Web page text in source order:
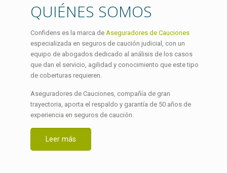
QUIÉNES SOMOS
Confidens es la marca de Aseguradores de Cauciones
especializada en seguros de caución judicial, con un
equipo de abogados dedicado al análisis de los casos
que dan el servicio, agilidad y conocimiento que este tipo
de coberturas requieren.
Aseguradores de Cauciones, compañía de gran
trayectoria, aporta el respaldo y garantía de 50 años de
experiencia en seguros de caución.
Leer más